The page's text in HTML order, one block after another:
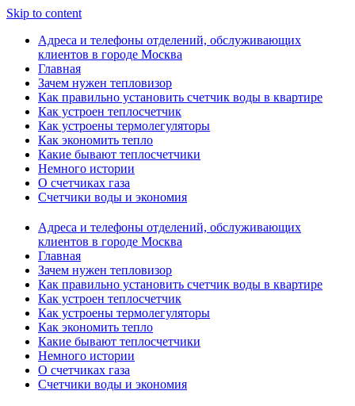
Skip to content
Адреса и телефоны отделений, обслуживающих
клиентов в городе Москва
Главная
Зачем нужен тепловизор
Как правильно установить счетчик воды в квартире
Как устроен теплосчетчик
Как устроены термолегуляторы
Как экономить тепло
Какие бывают теплосчетчики
Немного истории
О счетчиках газа
Счетчики воды и экономия
Адреса и телефоны отделений, обслуживающих
клиентов в городе Москва
Главная
Зачем нужен тепловизор
Как правильно установить счетчик воды в квартире
Как устроен теплосчетчик
Как устроены термолегуляторы
Как экономить тепло
Какие бывают теплосчетчики
Немного истории
О счетчиках газа
Счетчики воды и экономия